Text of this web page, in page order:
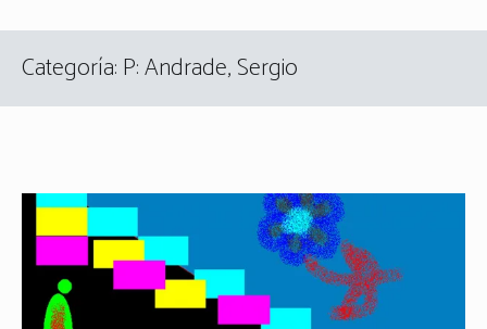
Categoría:P: Andrade, Sergio